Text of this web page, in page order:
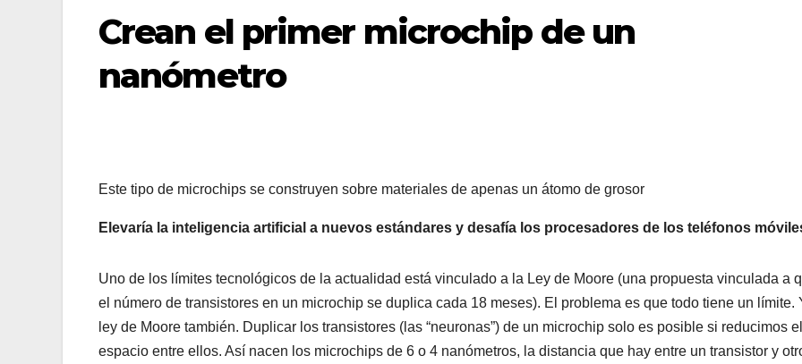
Crean el primer microchip de un
nanómetro
Este tipo de microchips se construyen sobre materiales de apenas un átomo de grosor
Elevaría la inteligencia artificial a nuevos estándares y desafía los procesadores de los teléfonos
Uno de los límites tecnológicos de la actualidad está vinculado a la Ley de Moore (una propuesta vinculada a
el número de transistores en un microchip se duplica cada 18 meses). El problema es que todo tiene un límite.
ley de Moore también. Duplicar los transistores (las “neuronas”) de un microchip solo es posible si reducimos el
espacio entre ellos. Así nacen los microchips de 6 o 4 nanómetros, la distancia que hay entre un transistor y